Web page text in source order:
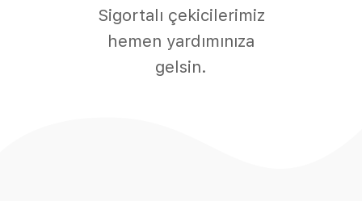
Sigortalı çekicilerimiz
hemen yardımınıza
gelsin.